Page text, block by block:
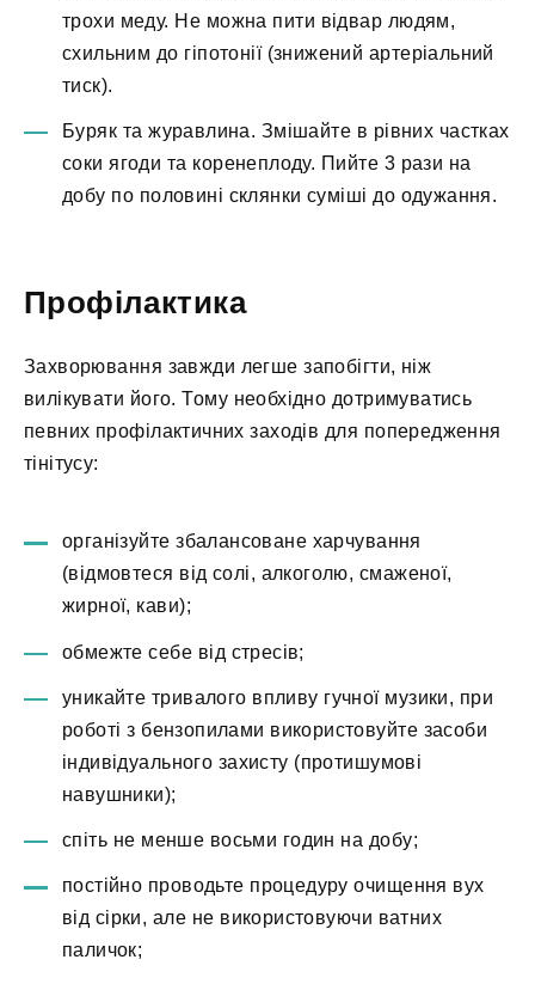
трохи меду. Не можна пити відвар людям,
схильним до гіпотонії (знижений артеріальний
тиск).
Буряк та журавлина. Змішайте в рівних частках
соки ягоди та коренеплоду. Пийте 3 рази на
добу по половині склянки суміші до одужання.
Профілактика
Захворювання завжди легше запобігти, ніж
вилікувати його. Тому необхідно дотримуватись
певних профілактичних заходів для попередження
тінітусу:
організуйте збалансоване харчування
(відмовтеся від солі, алкоголю, смаженої,
жирної, кави);
обмежте себе від стресів;
уникайте тривалого впливу гучної музики, при
роботі з бензопилами використовуйте засоби
індивідуального захисту (протишумові
навушники);
спіть не менше восьми годин на добу;
постійно проводьте процедуру очищення вух
від сірки, але не використовуючи ватних
паличок;